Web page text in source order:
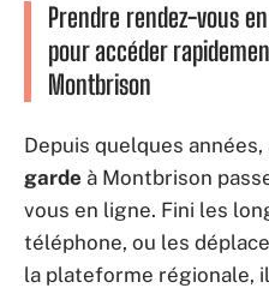
Prendre rendez-vous
pour accéder
Montbrison
Depuis quelques années,
garde à Montbrison
vous en ligne. Fini les
téléphone, ou les
la plateforme régionale,